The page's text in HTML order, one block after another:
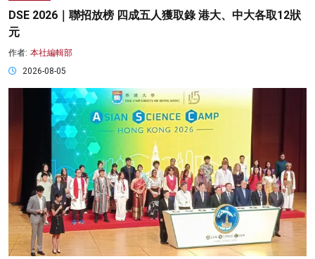
DSE 2026｜聯招放榜 四成五人獲取錄 港大、中大各取12狀
元
作者: 本社編輯部
2026-08-05